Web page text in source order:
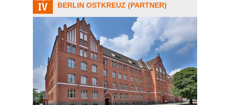
BERLIN OSTKREUZ (PARTNER)